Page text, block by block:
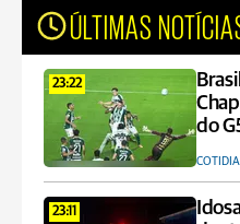
ÚLTIMAS
23:22
do
23:11